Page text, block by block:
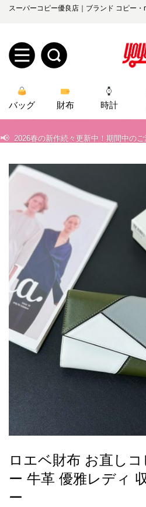
スーパーコピー優良店｜ブランド コピー
規
ー
録
ロ
ー
管
理
ら
せ
yoyocopys@gmail.com
2026人気特集
バッグ
財布
時計
服
ズボン
衣装セット
靴
住まい用品
アクセサリー
ベルト
スカーフ
アイフォーンケ
ース
小物
製
す
バッグ 財布 時計
当店は正真正銘のn級スーパーコピー
📢 当店は正真正銘のn級スーパーコピー
2026春の新作続々更新中！期間中の
新作入荷！ルイ・ヴィトンスーパー
ロエベ財布 お直し
ー 牛革 優雅レディ
ー